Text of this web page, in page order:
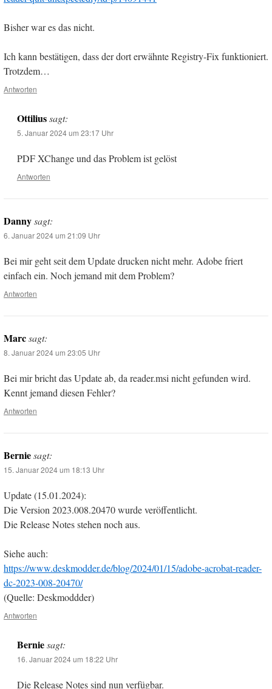
Bisher war es das nicht.
Ich kann bestätigen, dass der dort erwähnte Registry-Fix funktioniert.
Trotzdem…
Antworten
Ottilius sagt:
5. Januar 2024 um 23:17 Uhr
PDF XChange und das Problem ist gelöst
Antworten
Dannysagt:
6. Januar 2024 um 21:09 Uhr
Bei mir geht seit dem Update drucken nicht mehr. Adobe friert
einfach ein. Noch jemand mit dem Problem?
Antworten
Marcsagt:
8. Januar 2024 um 23:05 Uhr
Bei mir bricht das Update ab, da reader.msi nicht gefunden wird.
Kennt jemand diesen Fehler?
Antworten
Berniesagt:
15. Januar 2024 um 18:13 Uhr
Update (15.01.2024):
Die Version 2023.008.20470 wurde veröffentlicht.
Die Release Notes stehen noch aus.
Siehe auch:
https://www.deskmodder.de/blog/2024/01/15/adobe-acrobat-reader-
dc-2023-008-20470/
(Quelle: Deskmoddder)
Antworten
Bernie sagt:
16. Januar 2024 um 18:22 Uhr
Die Release Notes sind nun verfügbar.